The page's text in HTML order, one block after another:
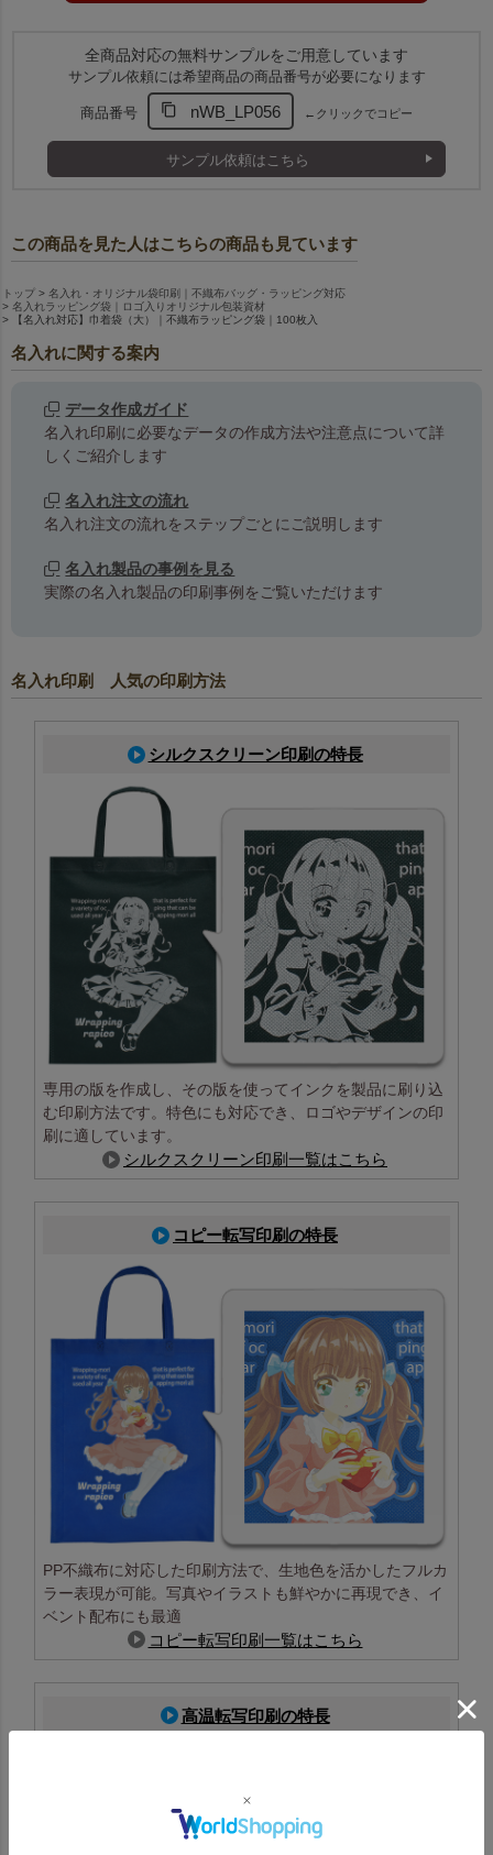
全商品対応の無料サンプルをご用意しています
サンプル依頼には希望商品の商品番号が必要になります
商品番号 nWB_LP056 ←クリックでコピー
サンプル依頼はこちら
この商品を見た人はこちらの商品も見ています
トップ
名入れ・オリジナル袋印刷｜不織布バッグ・ラッピング対応
名入れラッピング袋｜ロゴ入りオリジナル包装資材
【名入れ対応】巾着袋（大）｜不織布ラッピング袋｜100枚入
名入れに関する案内
データ作成ガイド
名入れ印刷に必要なデータの作成方法や注意点について詳
しくご紹介します
名入れ注文の流れ
名入れ注文の流れをステップごとにご説明します
名入れ製品の事例を見る
実際の名入れ製品の印刷事例をご覧いただけます
名入れ印刷 人気の印刷方法
シルクスクリーン印刷の特長
専用の版を作成し、その版を使ってインクを製品に刷り込
む印刷方法です。特色にも対応でき、ロゴやデザインの印
刷に適しています。
シルクスクリーン印刷一覧はこちら
コピー転写印刷の特長
PP不織布に対応した印刷方法で、生地色を活かしたフルカ
ラー表現が可能。写真やイラストも鮮やかに再現でき、イ
ベント配布にも最適
コピー転写印刷一覧はこちら
高温転写印刷の特長